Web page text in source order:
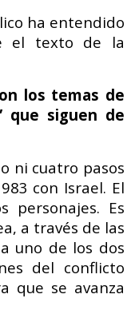
ha entendido
el texto de la
los temas de
que siguen de
ni cuatro pasos
con Israel. El
personajes. Es
a través de las
uno de los dos
del conflicto
que se avanza